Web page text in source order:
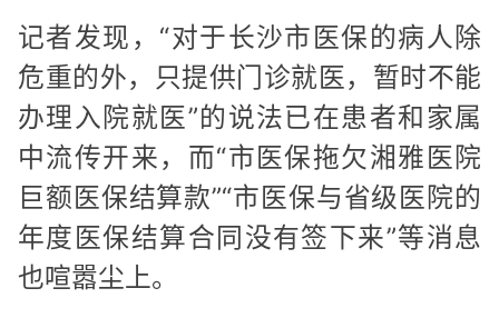
记者发现，“对于长沙市医保的病人除
危重的外，只提供门诊就医，暂时不能
办理入院就医”的说法已在患者和家属
中流传开来，而“市医保拖欠湘雅医院
巨额医保结算款”“市医保与省级医院的
年度医保结算合同没有签下来”等消息
也喧嚣尘上。